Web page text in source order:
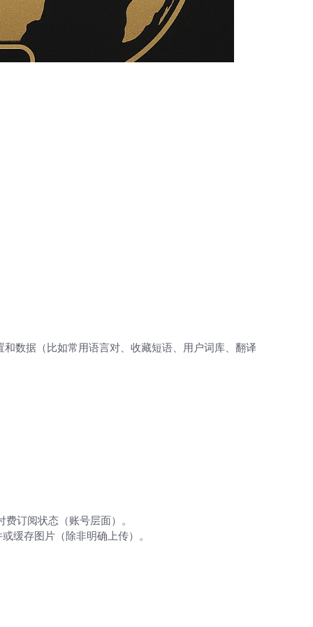
数据（比如常用语言对、收藏短语、用户词库、翻译
订阅状态（账号层面）。
缓存图片（除非明确上传）。